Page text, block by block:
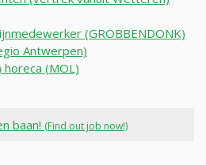
(GROBBENDONK)
Antwerpen)
(MOL)
baan! (Find out job now!)